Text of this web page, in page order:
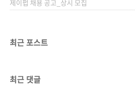
제이펍 채용 공고_상시 모집
최근 포스트
최근 댓글